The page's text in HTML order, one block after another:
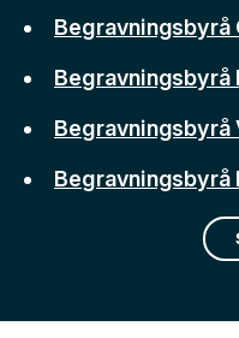
Begravningsbyrå
Begravningsbyrå
Begravningsbyrå
Begravningsbyrå